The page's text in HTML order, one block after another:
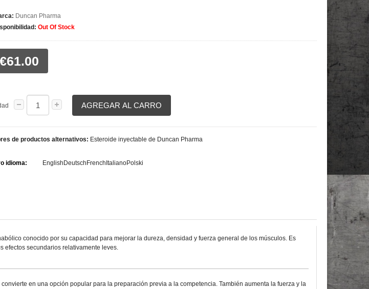
Duncan Pharma
Out Of Stock
€61.00
AGREGAR AL CARRO
de productos alternativos: Esteroide inyectable de Duncan Pharma
idioma: English Deutsch French ItalianoPolski
conocido por su capacidad para mejorar la dureza, densidad y fuerza general de los músculos. Es
efectos secundarios relativamente leves.
en una opción popular para la preparación previa a la competencia. También aumenta la fuerza y la